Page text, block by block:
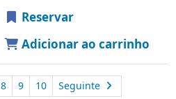
Reservar
Adicionar ao carrinho
8 9 10
Seguinte